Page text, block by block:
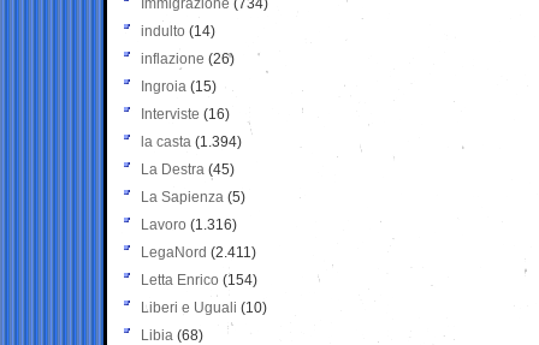
Immigrazione (734)
indulto (14)
inflazione (26)
Ingroia (15)
Interviste (16)
la casta (1.394)
La Destra (45)
La Sapienza (5)
Lavoro (1.316)
LegaNord (2.411)
Letta Enrico (154)
Liberi e Uguali (10)
Libia (68)